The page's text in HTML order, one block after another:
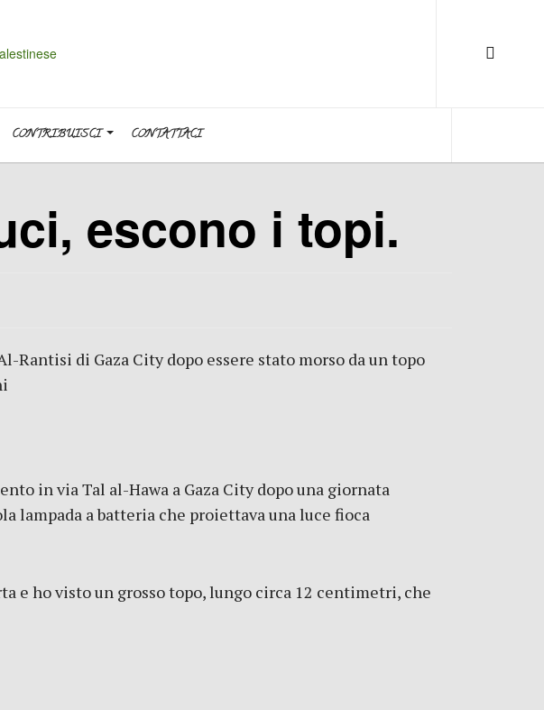
CONTRIBUISCI CONTATTACI
escono i topi.
di Gaza City dopo essere stato morso da un topo
in via Tal al-Hawa a Gaza City dopo una giornata
lampada a batteria che proiettava una luce fioca
e ho visto un grosso topo, lungo circa 12 centimetri, che